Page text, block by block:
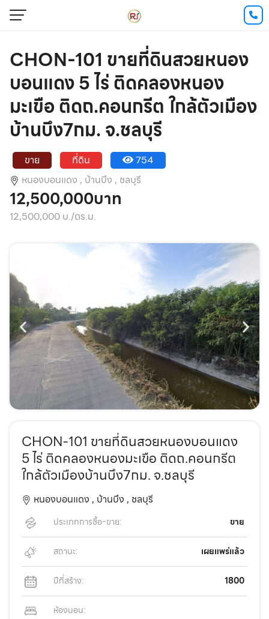
CHON-101 ขายที่ดินสวยหนอง
บอนแดง 5 ไร่ ติดคลองหนอง
มะเขือ ติดถ.คอนกรีต ใกล้ตัวเมือง
บ้านบึง7กม. จ.ชลบุรี
ขาย ที่ดิน
754
หนองบอนแดง , บ้านบึง , ชลบุรี
12,500,000บาท
12,500,000 บ./ตร.ม.
CHON-101 ขายที่ดินสวยหนองบอนแดง
5 ไร่ ติดคลองหนองมะเขือ ติดถ.คอนกรีต
ใกล้ตัวเมืองบ้านบึง7กม. จ.ชลบุรี
หนองบอนแดง , บ้านบึง , ชลบุรี
ประเภทการซื้อ-ขาย: ขาย
สถานะ: เผยแพร่แล้ว
ปีที่สร้าง: 1800
ห้องนอน: